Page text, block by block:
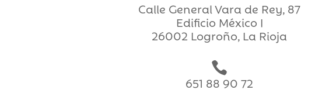
Calle General Vara de Rey, 87
Edificio México I
26002 Logroño, La Rioja

651 88 90 72